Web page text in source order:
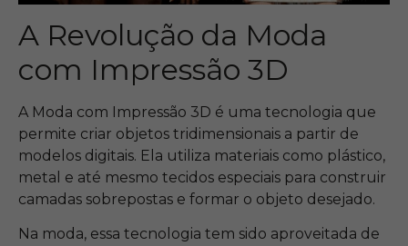
A Revolução da Moda
com Impressão 3D
A Moda com Impressão 3D é uma tecnologia que
permite criar objetos tridimensionais a partir de
modelos digitais. Ela utiliza materiais como plástico,
metal e até mesmo tecidos especiais para construir
camadas sobrepostas e formar o objeto desejado.
Na moda, essa tecnologia tem sido aproveitada de